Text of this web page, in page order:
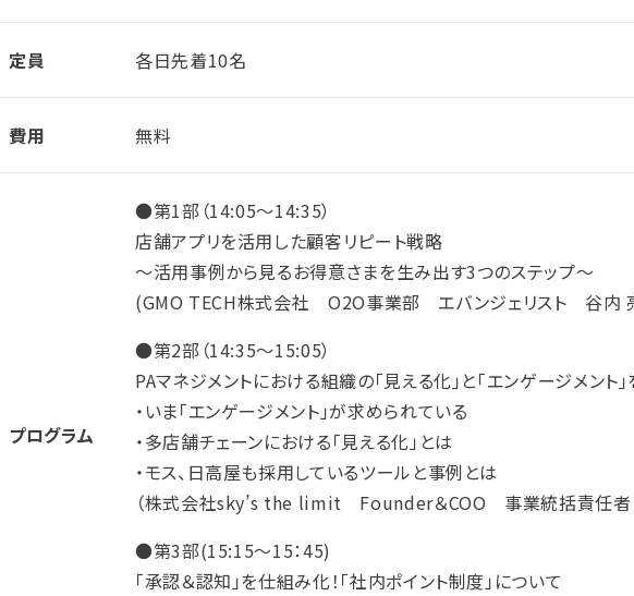
定員 各日先着10名
費用 無料
プログラム
●第1部（14:05～14:35）
店舗アプリを活用した顧客リピート戦略
～活用事例から見るお得意さまを生み出す3つのステップ～
(GMO TECH株式会社 O2O事業部 エバンジェリスト 谷内
●第2部（14:35～15:05）
PAマネジメントにおける組織の｢見える化｣と｢エンゲージメント
・いま「エンゲージメント」が求められている
・多店舗チェーンにおける「見える化」とは
・モス、日高屋も採用しているツールと事例とは
（株式会社sky’s the limit Founder＆COO 事業統括責任者
●第3部(15:15～15：45)
「承認＆認知」を仕組み化！「社内ポイント制度」について